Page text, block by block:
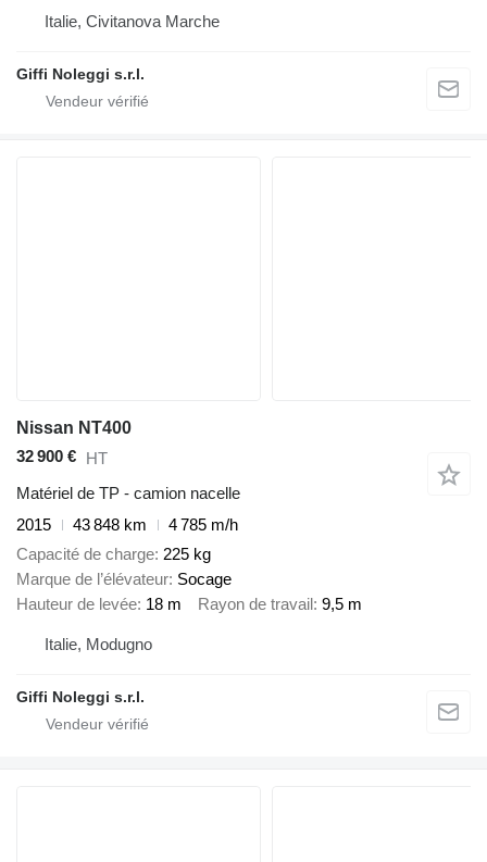
Italie, Civitanova Marche
Giffi Noleggi s.r.l.
Nissan NT400
32 900 € HT
Matériel de TP - camion nacelle
2015
43 848 km
4 785 m/h
Capacité de charge 225 kg
Marque de l’élévateur Socage
Hauteur de levée 18 m Rayon de travail 9,5 m
Italie, Modugno
Giffi Noleggi s.r.l.